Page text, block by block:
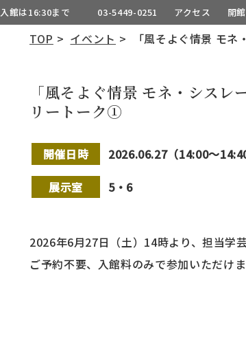
入館は16:30まで 03-5449-0251 アクセス 開
TOP > イベント > 「風そよぐ情景 モネ
「風そよぐ情景 モネ・シス
リートーク①
開催日時
2026.06.27（14:00〜14:40
展示室
5・6
2026年6月27日（土）14時より、担当学
ご予約不要、入館料のみで参加いただけま